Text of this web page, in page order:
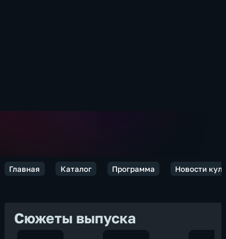
Главная Каталог Программа Новости
Сюжеты выпуска